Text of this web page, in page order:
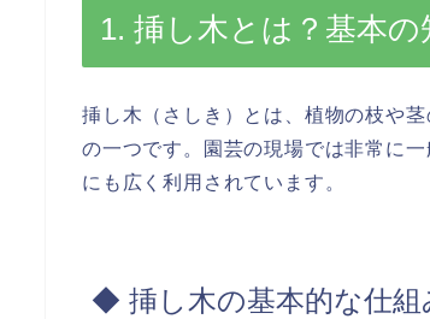
1. 挿し木とは？基本
挿し木（さしき）とは、植物の枝や
の一つです。園芸の現場では非常に
にも広く利用されています。
◆ 挿し木の基本的な仕組